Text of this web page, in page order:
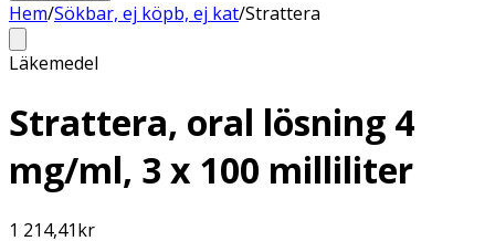
Hem/Sökbar, ej köpb, ej kat/Strattera
Läkemedel
Strattera, oral lösning 4
mg/ml, 3 x 100 milliliter
1 214,41kr